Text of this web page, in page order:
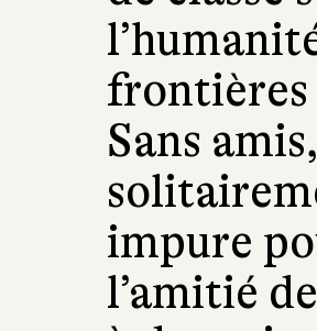
frontières
Sans
impure
l’amitié